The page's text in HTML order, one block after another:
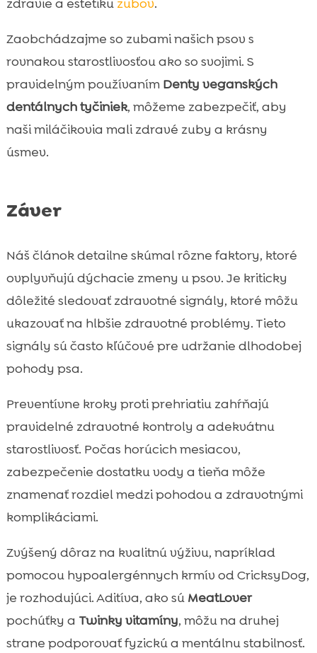
zdravie a estetiku zubov.
Zaobchádzajme so zubami našich psov s
rovnakou starostlivosťou ako so svojimi. S
pravidelným používaním Denty veganských
dentálnych tyčiniek, môžeme zabezpečiť, aby
naši miláčikovia mali zdravé zuby a krásny
úsmev.
Záver
Náš článok detailne skúmal rôzne faktory, ktoré
ovplyvňujú dýchacie zmeny u psov. Je kriticky
dôležité sledovať zdravotné signály, ktoré môžu
ukazovať na hlbšie zdravotné problémy. Tieto
signály sú často kľúčové pre udržanie dlhodobej
pohody psa.
Preventívne kroky proti prehriatiu zahŕňajú
pravidelné zdravotné kontroly a adekvátnu
starostlivosť. Počas horúcich mesiacov,
zabezpečenie dostatku vody a tieňa môže
znamenať rozdiel medzi pohodou a zdravotnými
komplikáciami.
Zvýšený dôraz na kvalitnú výživu, napríklad
pomocou hypoalergénnych krmív od CricksyDog,
je rozhodujúci. Aditíva, ako sú MeatLover
pochúťky a Twinky vitamíny, môžu na druhej
strane podporovať fyzickú a mentálnu stabilnosť.